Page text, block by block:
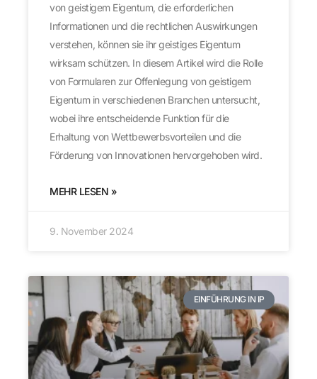
von geistigem Eigentum, die erforderlichen
Informationen und die rechtlichen Auswirkungen
verstehen, können sie ihr geistiges Eigentum
wirksam schützen. In diesem Artikel wird die Rolle
von Formularen zur Offenlegung von geistigem
Eigentum in verschiedenen Branchen untersucht,
wobei ihre entscheidende Funktion für die
Erhaltung von Wettbewerbsvorteilen und die
Förderung von Innovationen hervorgehoben wird.
MEHR LESEN »
9. November 2024
EINFÜHRUNG IN IP